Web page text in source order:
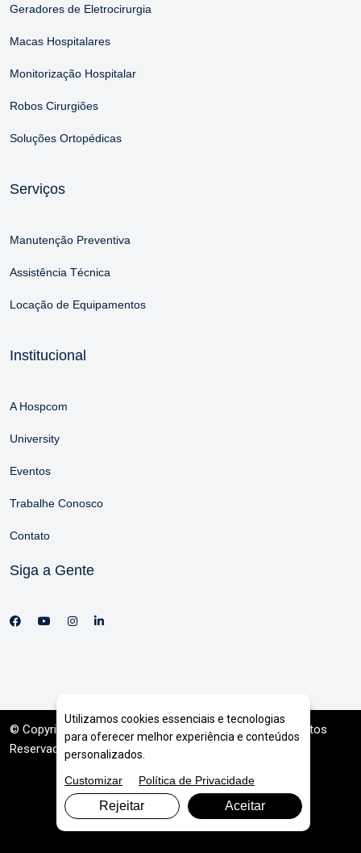
Geradores de Eletrocirurgia
Macas Hospitalares
Monitorização Hospitalar
Robos Cirurgiões
Soluções Ortopédicas
Serviços
Manutenção Preventiva
Assistência Técnica
Locação de Equipamentos
Institucional
A Hospcom
University
Eventos
Trabalhe Conosco
Contato
Siga a Gente
© Copyright 2026. DIVIA Marketing Digital . Todos os Direitos
Reservados
Utilizamos cookies essenciais e tecnologias
para oferecer melhor experiência e conteúdos
personalizados.
Customizar
Política de Privacidade
Rejeitar Aceitar